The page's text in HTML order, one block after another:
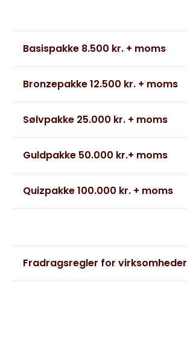
Basispakke 8.500 kr. + moms
Bronzepakke 12.500 kr. + moms
Sølvpakke 25.000 kr. + moms
Guldpakke 50.000 kr.+ moms
Quizpakke 100.000 kr. + moms
Fradragsregler for virksomheder